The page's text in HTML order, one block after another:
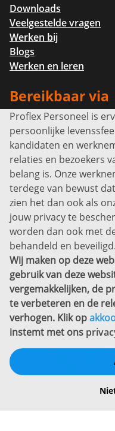
Downloads
Veelgestelde vragen
Werken bij
Blogs
Werken en leren
Bereikbaar via
Bel ons:+31 (0)85
Prins Willem-
7311 SW Apeldoorn
Disclaimer
Privacyverklaring
Sitemap
Copyright
Bekijk ook
Proflex Personeel is
persoonlijke
kandidaten en
relaties en bezoekers
belang is. Onze
terdege van bewust
zien het dan ook als
jouw privacy te
worden dan ook met
behandeld en beveiligd.
Wij maken op deze
gebruik van deze
vergemakkelijken, de
te verbeteren en de
verhogen. Klik op
instemt met ons